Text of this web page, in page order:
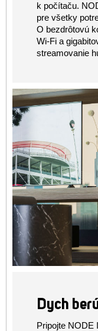
k počítaču.
pre všetky
O bezdrôtovú
Wi-Fi a
streamovanie
Dych
Pripojte NODE